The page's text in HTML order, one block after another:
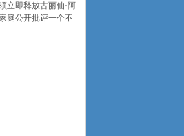
立即释放古丽仙·阿
庭公开批评一个不